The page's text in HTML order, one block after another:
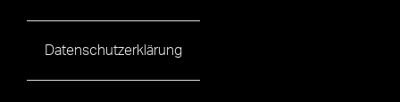
Datenschutzerklärung